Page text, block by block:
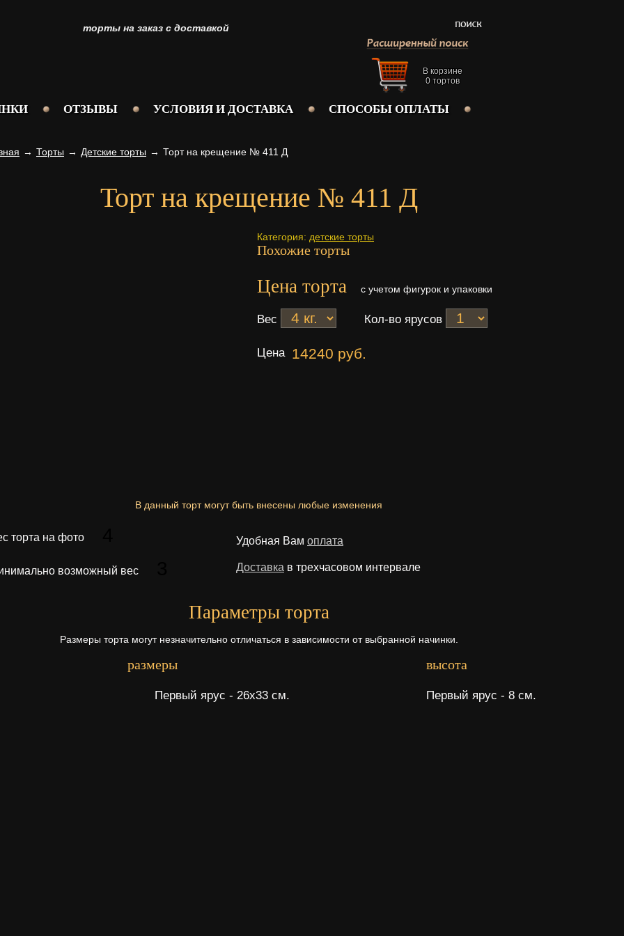
торты на заказ с доставкой
В корзине
0 тортов
ОТЗЫВЫ УСЛОВИЯ И ДОСТАВКА СПОСОБЫ ОПЛАТЫ
→ Торты → Детские торты → Торт на крещение № 411 Д
Торт на крещение № 411 Д
Категория: детские торты
Похожие торты
Цена торта с учетом фигурок и упаковки
Вес Кол-во ярусов
Цена 14240 руб.
В данный торт могут быть внесены любые изменения
торта на фото
возможный вес
Удобная Вам оплата
Доставка в трехчасовом интервале
Параметры торта
Размеры торта могут незначительно отличаться в зависимости от выбранной начинки.
размеры высота
Первый ярус - 26х33 см. Первый ярус - 8 см.